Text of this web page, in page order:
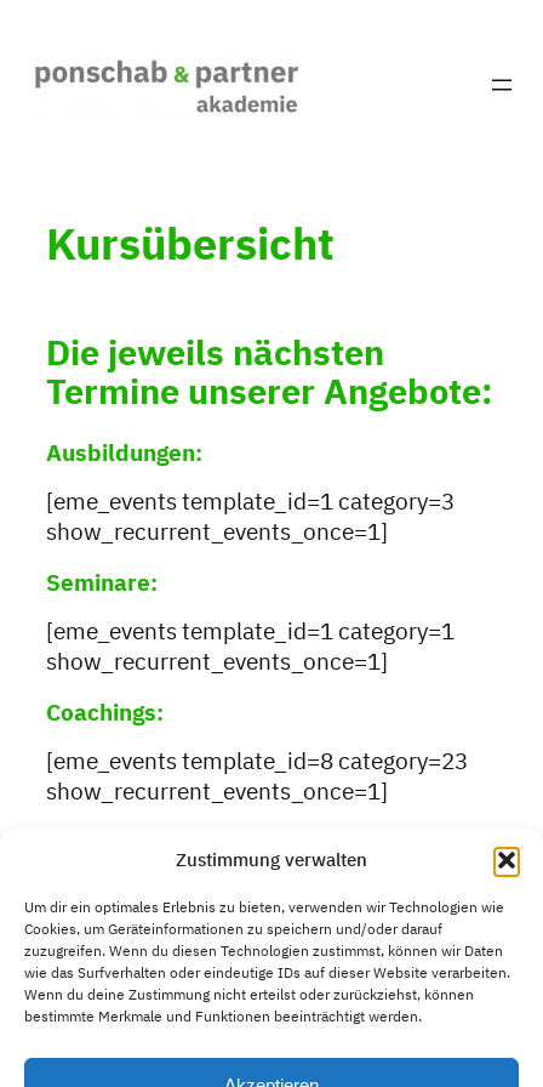
Zustimmung verwalten
Um dir ein optimales Erlebnis zu bieten, verwenden wir Technologien wie
Cookies, um Geräteinformationen zu speichern und/oder darauf
zuzugreifen. Wenn du diesen Technologien zustimmst, können wir Daten
wie das Surfverhalten oder eindeutige IDs auf dieser Website verarbeiten.
Wenn du deine Zustimmung nicht erteilst oder zurückziehst, können
bestimmte Merkmale und Funktionen beeinträchtigt werden.
Inhalt
springen
Kursübersicht
Die jeweils nächsten
Termine unserer Angebote:
Ausbildungen:
[eme_events template_id=1 category=3
show_recurrent_events_once=1]
Seminare:
[eme_events template_id=1 category=1
show_recurrent_events_once=1]
Coachings:
[eme_events template_id=8 category=23
show_recurrent_events_once=1]
Ausbildungen in Konfliktkompetenz,
Mediation und Verhandlungsführung